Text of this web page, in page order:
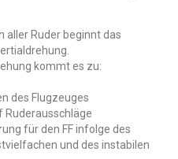
aller Ruder beginnt das
kommt es zu:
des Flugzeuges
Ruderausschläge
für den FF infolge des
und des instabilen